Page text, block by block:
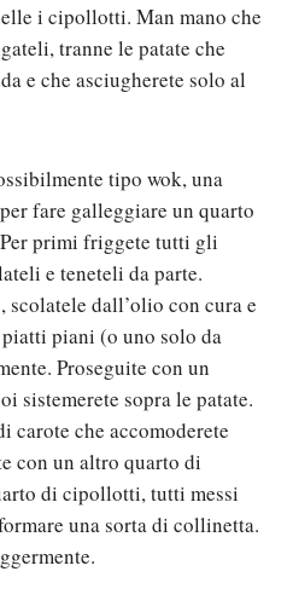
i cipollotti. Man mano che
tranne le patate che
e che asciugherete solo al
tipo wok, una
fare galleggiare un quarto
primi friggete tutti gli
e teneteli da parte.
dall’olio con cura e
piani (o uno solo da
Proseguite con un
sistemerete sopra le patate.
carote che accomoderete
con un altro quarto di
di cipollotti, tutti messi
una sorta di collinetta.